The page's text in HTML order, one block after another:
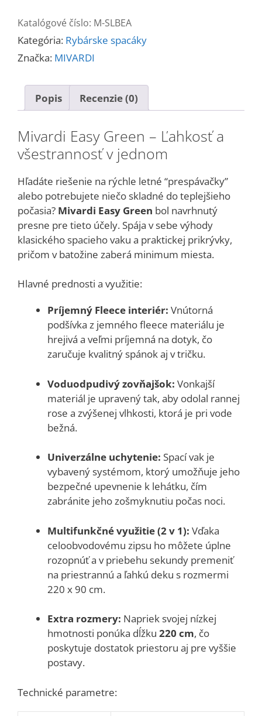
Katalógové číslo: M-SLBEA
Kategória: Rybárske spacáky
Značka: MIVARDI
Popis Recenzie (0)
Mivardi Easy Green – Ľahkosť a
všestrannosť v jednom
Hľadáte riešenie na rýchle letné “prespávačky”
alebo potrebujete niečo skladné do teplejšieho
počasia? Mivardi Easy Green bol navrhnutý
presne pre tieto účely. Spája v sebe výhody
klasického spacieho vaku a praktickej prikrývky,
pričom v batožine zaberá minimum miesta.
Hlavné prednosti a využitie:
Príjemný Fleece interiér: Vnútorná
podšívka z jemného fleece materiálu je
hrejivá a veľmi príjemná na dotyk, čo
zaručuje kvalitný spánok aj v tričku.
Voduodpudivý zovňajšok: Vonkajší
materiál je upravený tak, aby odolal rannej
rose a zvýšenej vlhkosti, ktorá je pri vode
bežná.
Univerzálne uchytenie: Spací vak je
vybavený systémom, ktorý umožňuje jeho
bezpečné upevnenie k lehátku, čím
zabránite jeho zošmyknutiu počas noci.
Multifunkčné využitie (2 v 1): Vďaka
celoobvodovému zipsu ho môžete úplne
rozopnúť a v priebehu sekundy premeniť
na priestrannú a ľahkú deku s rozmermi
220 x 90 cm.
Extra rozmery: Napriek svojej nízkej
hmotnosti ponúka dĺžku 220 cm, čo
poskytuje dostatok priestoru aj pre vyššie
postavy.
Technické parametre: